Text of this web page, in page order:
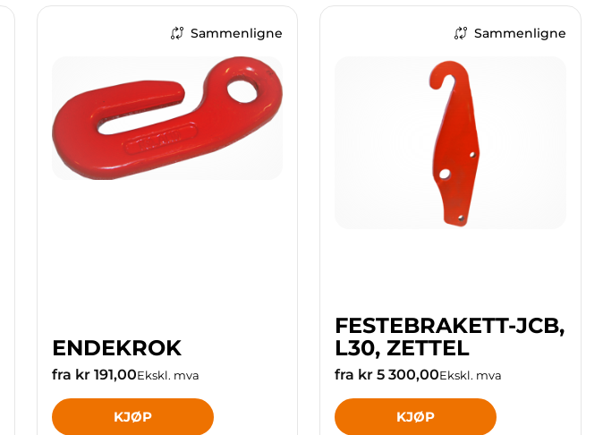
Sammenligne
ENDEKROK
fra kr 191,00Ekskl. mva
KJØP
Sammenligne
FESTEBRAKETT-JCB,
L30, ZETTEL
fra kr 5 300,00Ekskl. mva
KJØP